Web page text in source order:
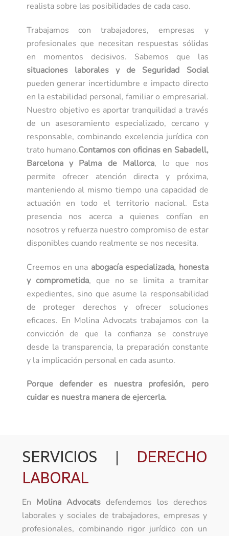
realista sobre las posibilidades de cada caso.
Trabajamos con trabajadores, empresas y
profesionales que necesitan respuestas sólidas
en momentos decisivos. Sabemos que las
situaciones laborales y de Seguridad Social
pueden generar incertidumbre e impacto directo
en la estabilidad personal, familiar o empresarial.
Nuestro objetivo es aportar tranquilidad a través
de un asesoramiento especializado, cercano y
responsable, combinando excelencia jurídica con
trato humano.Contamos con oficinas en Sabadell,
Barcelona y Palma de Mallorca, lo que nos
permite ofrecer atención directa y próxima,
manteniendo al mismo tiempo una capacidad de
actuación en todo el territorio nacional. Esta
presencia nos acerca a quienes confían en
nosotros y refuerza nuestro compromiso de estar
disponibles cuando realmente se nos necesita.
Creemos en una abogacía especializada, honesta
y comprometida, que no se limita a tramitar
expedientes, sino que asume la responsabilidad
de proteger derechos y ofrecer soluciones
eficaces. En Molina Advocats trabajamos con la
convicción de que la confianza se construye
desde la transparencia, la preparación constante
y la implicación personal en cada asunto.
Porque defender es nuestra profesión, pero
cuidar es nuestra manera de ejercerla.
SERVICIOS | DERECHO
LABORAL
En Molina Advocatsdefendemos los derechos
laborales y sociales de trabajadores, empresas y
profesionales, combinando rigor jurídico con un